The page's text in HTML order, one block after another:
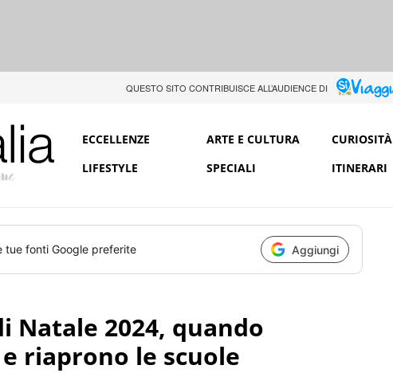
QUESTO SITO CONTRIBUISCE ALL’AUDIENCE DI
ECCELLENZE ARTE E CULTURA CURIOSITÀ
LIFESTYLE
SPECIALI ITINERARI
tue fonti Google preferite Aggiungi
Natale 2024, quando
riaprono le scuole